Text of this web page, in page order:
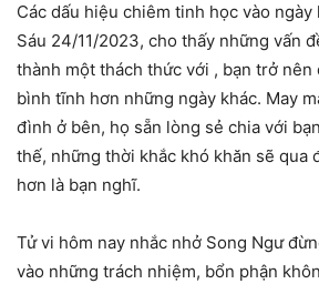
Các dấu hiệu chiêm tinh học vào ngày
Sáu 24/11/2023, cho thấy những vấn
thành một thách thức với , bạn trở nên
bình tĩnh hơn những ngày khác. May
đình ở bên, họ sẵn lòng sẻ chia với
thế, những thời khắc khó khăn sẽ qua
hơn là bạn nghĩ.
Tử vi hôm nay nhắc nhở Song Ngư
vào những trách nhiệm, bổn phận